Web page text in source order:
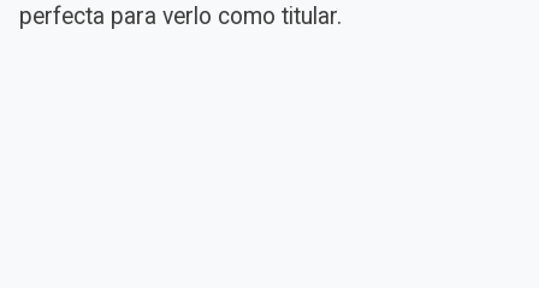
perfecta para verlo como titular.